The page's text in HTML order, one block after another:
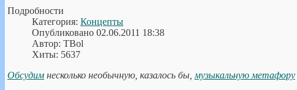
Подробности
Категория: Концепты
Опубликовано 02.06.2011 18:38
Автор: TBol
Хиты: 5637
Обсудим несколько необычную, казалось бы, музыкальную метафору